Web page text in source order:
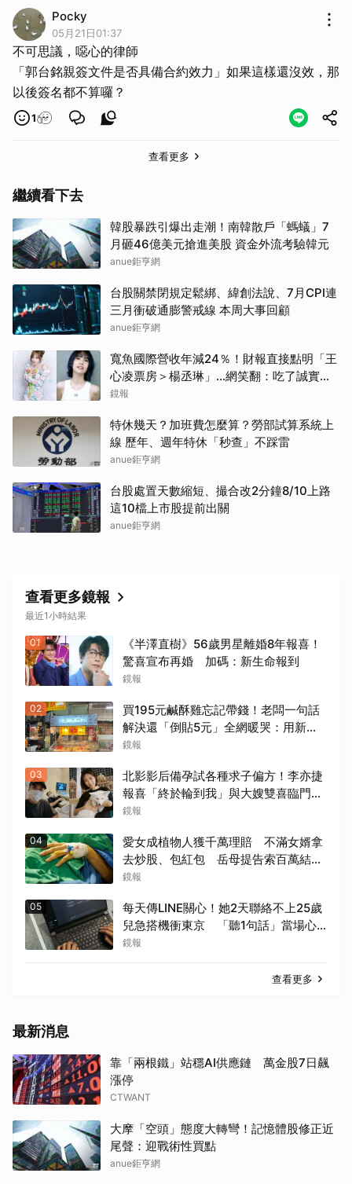
Pocky
05月21日01:37
不可思議，噁心的律師
「郭台銘親簽文件是否具備合約效力」如果這樣還沒效，那
以後簽名都不算囉？
1
查看更多
繼續看下去
韓股暴跌引爆出走潮！南韓散戶「螞蟻」7
月砸46億美元搶進美股 資金外流考驗韓元
anue鉅亨網
台股關禁閉規定鬆綁、緯創法說、7月CPI連
三月衝破通膨警戒線 本周大事回顧
anue鉅亨網
寬魚國際營收年減24％！財報直接點明「王
心凌票房＞楊丞琳」…網笑翻：吃了誠實果
實？
鏡報
特休幾天？加班費怎麼算？勞部試算系統上
線 歷年、週年特休「秒查」不踩雷
anue鉅亨網
台股處置天數縮短、撮合改2分鐘8/10上路
這10檔上市股提前出關
anue鉅亨網
查看更多鏡報
最近1小時結果
01
《半澤直樹》56歲男星離婚8年報喜！
驚喜宣布再婚 加碼：新生命報到
鏡報
02
買195元鹹酥雞忘記帶錢！老闆一句話
解決還「倒貼5元」全網暖哭：用新台
幣支持
鏡報
03
北影影后備孕試各種求子偏方！李亦捷
報喜「終於輪到我」與大嫂雙喜臨門
父親節喊話亡父：他一定在笑
鏡報
04
愛女成植物人獲千萬理賠 不滿女婿拿
去炒股、包紅包 岳母提告索百萬結局
出爐
鏡報
05
每天傳LINE關心！她2天聯絡不上25歲
兒急搭機衝東京 「聽1句話」當場心
碎...結局看哭網
鏡報
查看更多
最新消息
靠「兩根鐵」站穩AI供應鏈 萬金股7日飆
漲停
CTWANT
大摩「空頭」態度大轉彎！記憶體股修正近
尾聲：迎戰術性買點
anue鉅亨網
取消